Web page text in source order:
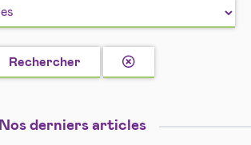
Rechercher
Effacer
la
Nos derniers articles